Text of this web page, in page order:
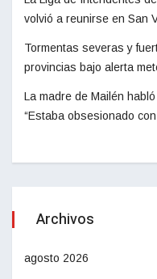
volvió a reunirse en San
Tormentas severas y
provincias bajo alerta
La madre de Mailén
“Estaba obsesionado con
Archivos
agosto 2026